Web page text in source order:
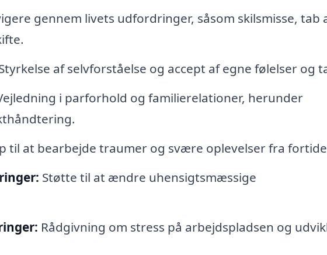
gennem livets udfordringer, såsom skilsmisse, tab
af selvforståelse og accept af egne følelser og
i parforhold og familierelationer, herunder
til at bearbejde traumer og svære oplevelser fra
Støtte til at ændre uhensigtsmæssige
Rådgivning om stress på arbejdspladsen og